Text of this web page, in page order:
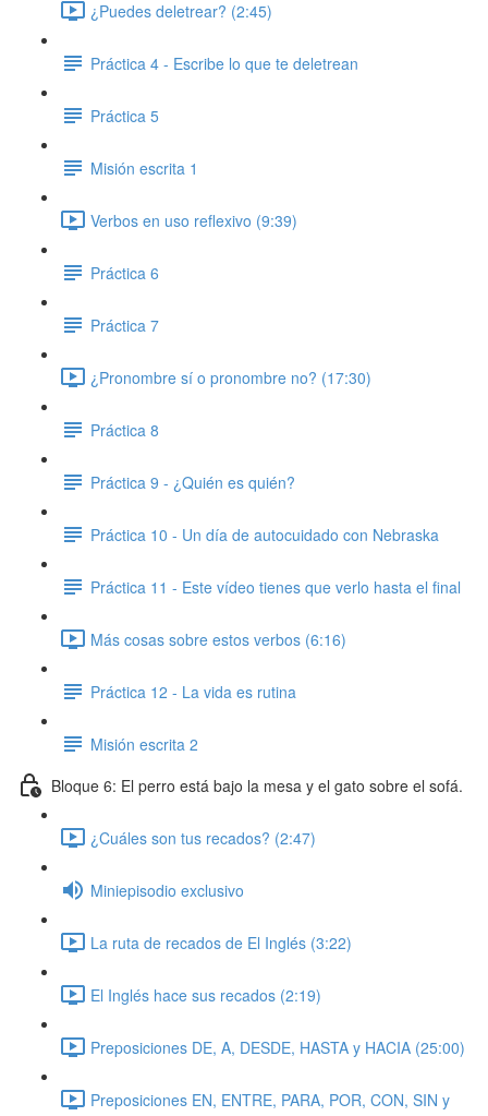
¿Puedes deletrear? (2:45)
Práctica 4 - Escribe lo que te deletrean
Práctica 5
Misión escrita 1
Verbos en uso reflexivo (9:39)
Práctica 6
Práctica 7
¿Pronombre sí o pronombre no? (17:30)
Práctica 8
Práctica 9 - ¿Quién es quién?
Práctica 10 - Un día de autocuidado con Nebraska
Práctica 11 - Este vídeo tienes que verlo hasta el final
Más cosas sobre estos verbos (6:16)
Práctica 12 - La vida es rutina
Misión escrita 2
Bloque 6: El perro está bajo la mesa y el gato sobre el sofá.
¿Cuáles son tus recados? (2:47)
Miniepisodio exclusivo
La ruta de recados de El Inglés (3:22)
El Inglés hace sus recados (2:19)
Preposiciones DE, A, DESDE, HASTA y HACIA (25:00)
Preposiciones EN, ENTRE, PARA, POR, CON, SIN y